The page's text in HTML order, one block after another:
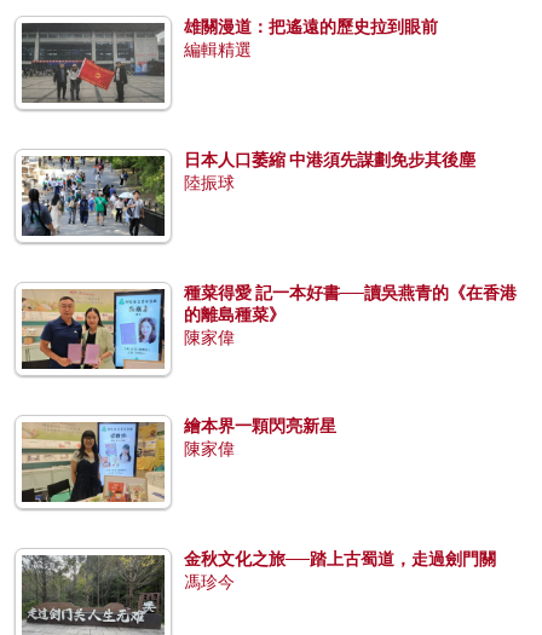
雄關漫道：把遙遠的歷史拉到眼前
編輯精選
日本人口萎縮 中港須先謀劃免步其後塵
陸振球
種菜得愛 記一本好書──讀吳燕青的《在香港
的離島種菜》
陳家偉
繪本界一顆閃亮新星
陳家偉
金秋文化之旅──踏上古蜀道，走過劍門關
馮珍今